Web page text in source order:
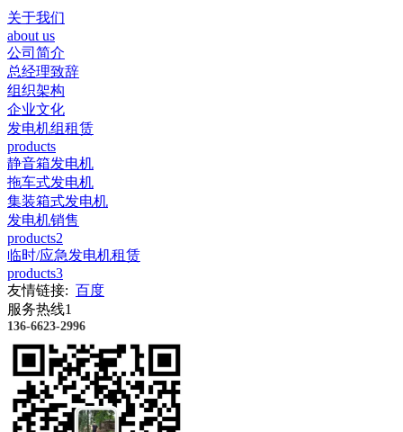
关于我们
about us
公司简介
总经理致辞
组织架构
企业文化
发电机组租赁
products
静音箱发电机
拖车式发电机
集装箱式发电机
发电机销售
products2
临时/应急发电机租赁
products3
友情链接: 百度
服务热线1
136-6623-2996